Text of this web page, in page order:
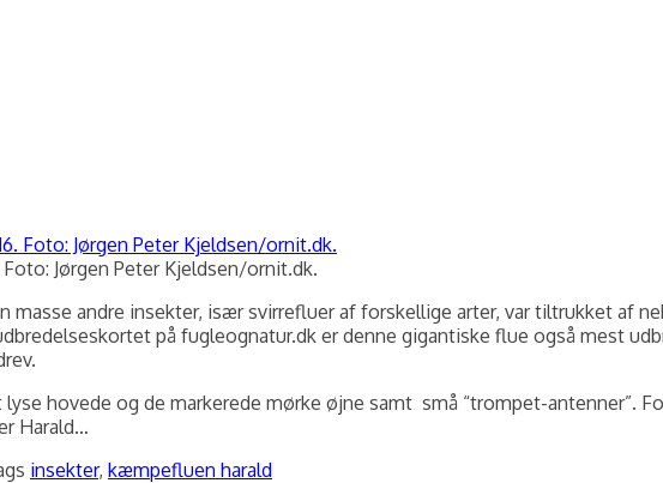
Jørgen Peter Kjeldsen/ornit.dk.
andre insekter, især svirrefluer af forskellige arter, var tiltrukket af
på fugleognatur.dk er denne gigantiske flue også mest
hovede og de markerede mørke øjne samt små “trompet-antenner”.
Harald…
insekter, kæmpefluen harald